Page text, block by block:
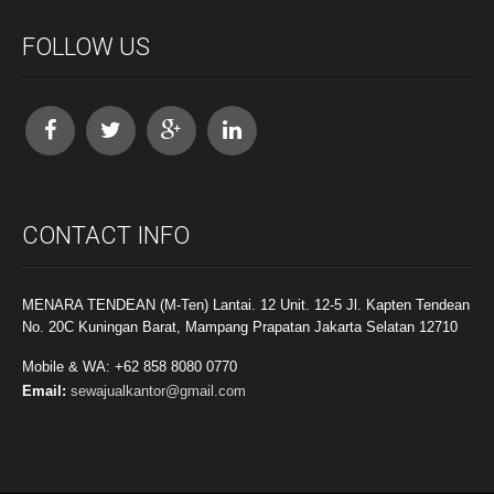
FOLLOW US
CONTACT INFO
MENARA TENDEAN (M-Ten) Lantai. 12 Unit. 12-5 Jl. Kapten Tendean
No. 20C Kuningan Barat, Mampang Prapatan Jakarta Selatan 12710
Mobile & WA: +62 858 8080 0770
Email: sewajualkantor@gmail.com